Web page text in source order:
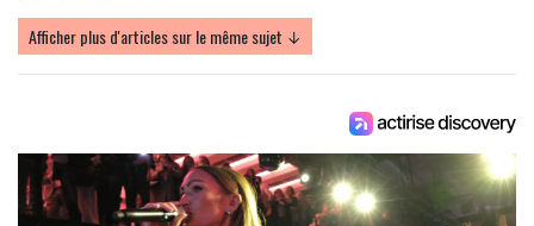
Afficher plus d'articles sur le même sujet ↓